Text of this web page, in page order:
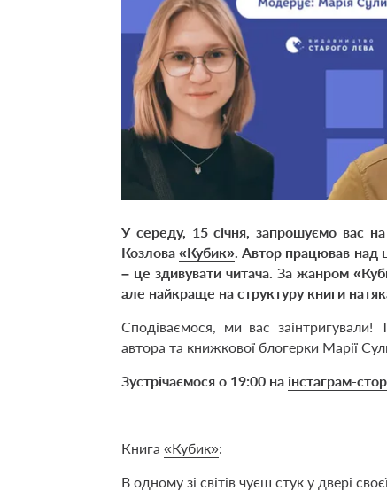
У середу, 15 січня, запрошуємо вас
Козлова«Кубик» . Автор працював над
– це здивувати читача. За жанром
але найкраще на структуру книги
Сподіваємося, ми вас
автора та книжкової блогерки Марії
Зустрічаємося о 19:00 на інстаграм-
Книга «Кубик»:
В одному зі світів чуєш стук у двері